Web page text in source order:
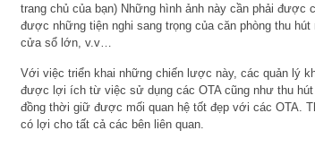
trang chủ của bạn) Những hình ảnh này cần phải được
được những tiện nghi sang trọng của căn phòng thu
cửa sổ lớn, v.v…
Với việc triển khai những chiến lược này, các quản lý
được lợi ích từ việc sử dụng các OTA cũng như thu
đồng thời giữ được mối quan hệ tốt đẹp với các OTA.
có lợi cho tất cả các bên liên quan.